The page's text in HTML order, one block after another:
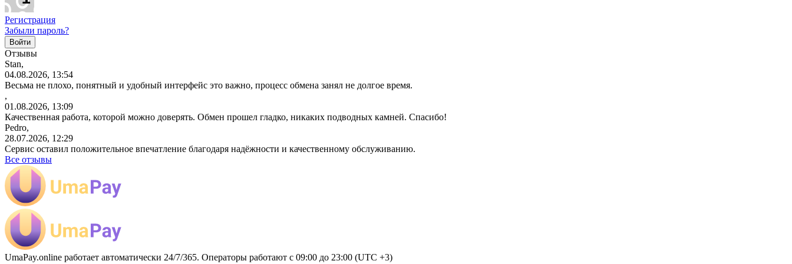
Регистрация
Забыли пароль?
Отзывы
Stan,
04.08.2026, 13:54
Весьма не плохо, понятный и удобный интерфейс это важно, процесс обмена занял не долгое время.
,
01.08.2026, 13:09
Качественная работа, которой можно доверять. Обмен прошел гладко, никаких подводных камней. Спасибо!
Pedro,
28.07.2026, 12:29
Сервис оставил положительное впечатление благодаря надёжности и качественному обслуживанию.
Все отзывы
UmaPay.online работает автоматически 24/7/365. Операторы работают с 09:00 до 23:00 (UTC +3)